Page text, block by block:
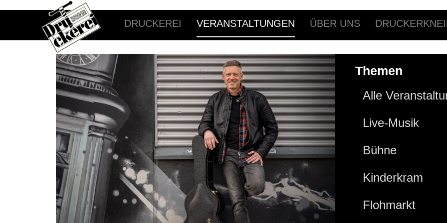
DRUCKEREI VERANSTALTUNGEN ÜBER UNS
Themen
Alle
Live-Musik
Bühne
Kinderkram
Flohmarkt